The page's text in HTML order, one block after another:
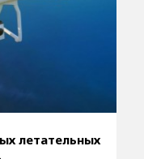
летательных